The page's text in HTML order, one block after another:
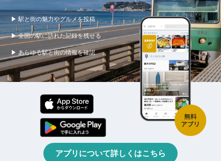
▶ 駅と街の魅力やグルメを投稿
▶ 全国の駅に訪れた記録を残せる
▶ あらゆる駅と街の情報を確認
アプリについて詳しくはこちら